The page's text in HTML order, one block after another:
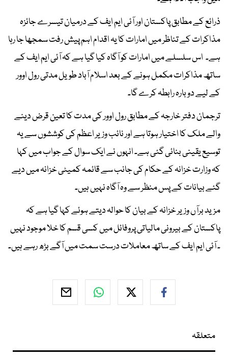
ذرائع کے مطابق پاکستان اور آئی ایم ایف کے درمیان تیسرے جائزہ
مذاکرات کے تناظر میں امارات کا یہ اقدام اہم پیش رفت سمجھا جا رہا
ہے۔ اس سلسلے میں امارات کو آگاہ کیا گیا ہے کہ آئی ایم ایف کے
ساتھ مذاکرات مکمل ہونے کے بعد اسلام آباد طویل مدتی رول اوور
کے لیے دوبارہ رابطہ کرے گا۔
ترجمان دفتر خارجہ کے مطابق رول اوور کی مدت کا تعین قرض دینے
والے ملک کا اختیار ہوتا ہے اور نائب وزیر اعظم کی کوششوں سے یہ
توسیع یقینی بنائی گئی ہے۔ انہوں نے ایک سوال کے جواب میں کہا
کہ وزارت خزانہ کے حکام کی جانب سے قائمہ کمیٹی خزانہ میں دیے
گئے بیانات کے پس منظر سے وہ آگاہ نہیں ہیں۔
مزید برآں وزیر خزانہ کے بیان کا حوالہ دیتے ہوئے کہا گیا ہے کہ
پاکستان کے بیرونی مالیاتی پروفائل میں کسی قسم کا خلا موجود نہیں
۔ آئی ایم ایف کے ساتھ معاملات درست سمت میں آگے بڑھ رہے ہیں۔
متعلقہ